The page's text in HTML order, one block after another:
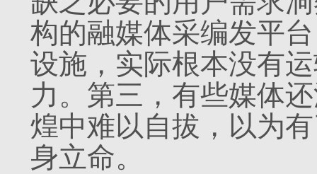
构的融媒体采编发平
设施，实际根本没有
力。第三，有些媒体
煌中难以自拔，以为
身立命。